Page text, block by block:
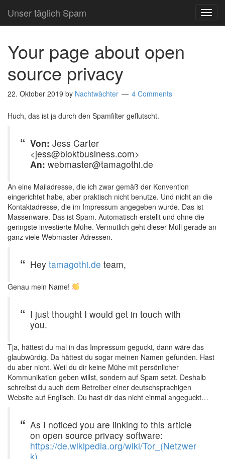
Unser täglich Spam
Your page about open
source privacy
22. Oktober 2019 by Nachtwächter 4 Comments
Huch, das ist ja durch den Spamfilter geflutscht.
Von: Jess Carter
<jess@bloktbusiness.com>
An: webmaster@tamagothi.de
An eine Mailadresse, die ich zwar gemäß der Konvention
eingerichtet habe, aber praktisch nicht benutze. Und nicht an die
Kontaktadresse, die im Impressum angegeben wurde. Das ist
Massenware. Das ist Spam. Automatisch erstellt und ohne die
geringste investierte Mühe. Vermutlich geht dieser Müll gerade an
ganz viele Webmaster-Adressen.
Hey tamagothi.de team,
Genau mein Name!
I just thought I would get in touch with
you.
Tja, hättest du mal in das Impressum geguckt, dann wäre das
glaubwürdig. Da hättest du sogar meinen Namen gefunden. Hast
du aber nicht. Weil du dir keine Mühe mit persönlicher
Kommunikation geben willst, sondern auf Spam setzt. Deshalb
schreibst du auch dem Betreiber einer deutschsprachigen
Website auf Englisch. Du hast dir das nicht einmal angeguckt…
As I noticed you are linking to this article
on open source privacy software:
https://de.wikipedia.org/wiki/Tor_(Netzwer
k)